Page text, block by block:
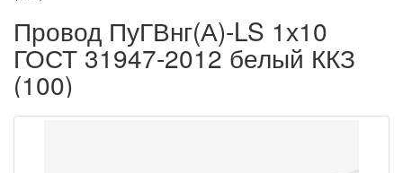
Провод ПуГВнг(А)-LS 1х10
ГОСТ 31947-2012 белый ККЗ
(100)